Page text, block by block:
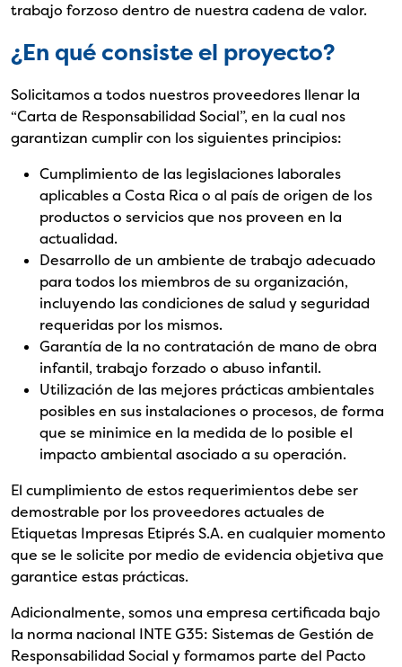
trabajo forzoso dentro de nuestra cadena de valor.
¿En qué consiste el proyecto?
Solicitamos a todos nuestros proveedores llenar la
“Carta de Responsabilidad Social”, en la cual nos
garantizan cumplir con los siguientes principios:
Cumplimiento de las legislaciones laborales
aplicables a Costa Rica o al país de origen de los
productos o servicios que nos proveen en la
actualidad.
Desarrollo de un ambiente de trabajo adecuado
para todos los miembros de su organización,
incluyendo las condiciones de salud y seguridad
requeridas por los mismos.
Garantía de la no contratación de mano de obra
infantil, trabajo forzado o abuso infantil.
Utilización de las mejores prácticas ambientales
posibles en sus instalaciones o procesos, de forma
que se minimice en la medida de lo posible el
impacto ambiental asociado a su operación.
El cumplimiento de estos requerimientos debe ser
demostrable por los proveedores actuales de
Etiquetas Impresas Etiprés S.A. en cualquier momento
que se le solicite por medio de evidencia objetiva que
garantice estas prácticas.
Adicionalmente, somos una empresa certificada bajo
la norma nacional INTE G35: Sistemas de Gestión de
Responsabilidad Social y formamos parte del Pacto